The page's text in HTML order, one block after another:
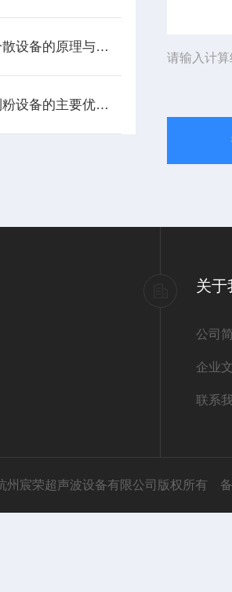
超声波液体分散设备的原理与应用解析
超声波金属制粉设备的主要优势体现在哪些方面
请输入计
关于
公司
企业
联系
州宸荣超声波设备有限公司版权所有